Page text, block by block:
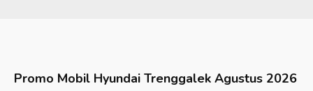
Promo Mobil Hyundai Trenggalek Agustus 2026